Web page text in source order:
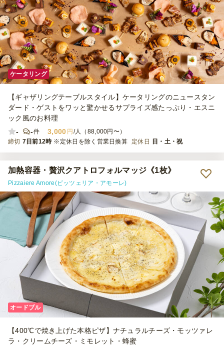
ケータリング
【ギャザリングテーブルスタイル】ケータリングのニュースタン
ダード・ゲストをワッと驚かせるサプライズ感たっぷり・エスニ
ック風のお料理
-
-件 3,000 円 /人（88,000円〜）
締切 7日前12時 ※定休日を除く営業日換算 定休日 日・土・祝
加熱容器・贅沢クアトロフォルマッジ《1枚》
Pizzaiere Amore(ピッツェリア・アモーレ)
オードブル
【400℃で焼き上げた本格ピザ】ナチュラルチーズ・モッツァレ
ラ・クリームチーズ・ミモレット・蜂蜜